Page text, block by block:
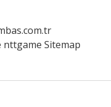
nttgame Sitemap